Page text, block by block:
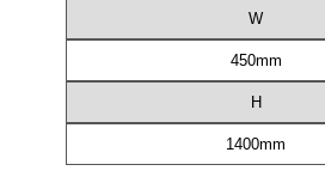
W
450mm
H
1400mm